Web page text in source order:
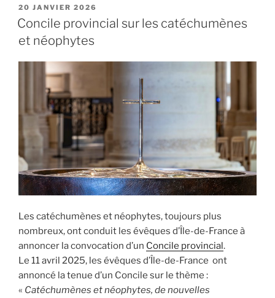
PUBLIÉ
LE
20 JANVIER 2026
Concile provincial sur les catéchumènes
et néophytes
Les catéchumènes et néophytes, toujours plus
nombreux, ont conduit les évêques d’Île-de-France à
annoncer la convocation d’un Concile provincial.
Le 11 avril 2025, les évêques d’Île-de-France ont
annoncé la tenue d’un Concile sur le thème :
« Catéchumènes et néophytes, de nouvelles